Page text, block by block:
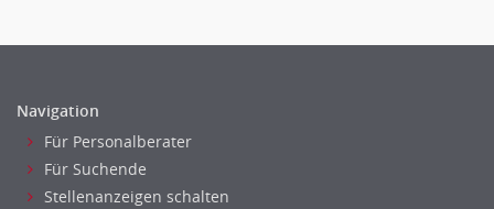
Navigation
Für Personalberater
Für Suchende
Stellenanzeigen schalten